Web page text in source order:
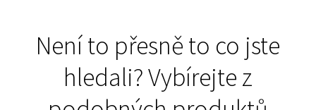
Není to přesně to co jste
hledali? Vybírejte z